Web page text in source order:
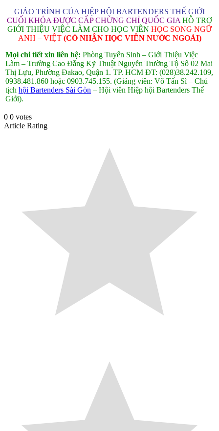
GIÁO TRÌNH CỦA HIỆP HỘI BARTENDERS THẾ GIỚI
CUỐI KHÓA ĐƯỢC CẤP CHỨNG CHỈ QUỐC GIA HỖ TRỢ
GIỚI THIỆU VIỆC LÀM CHO HỌC VIÊN HỌC SONG NGỮ
ANH – VIỆT (CÓ NHẬN HỌC VIÊN NƯỚC NGOÀI)
Mọi chi tiết xin liên hệ: Phòng Tuyển Sinh – Giới Thiệu Việc
Làm – Trường Cao Đẳng Kỹ Thuật Nguyễn Trường Tộ Số 02 Mai
Thị Lựu, Phường Đakao, Quận 1. TP. HCM ĐT: (028)38.242.109,
0938.481.860 hoặc 0903.745.155. (Giảng viên: Võ Tấn Sĩ – Chủ
tịch hội Bartenders Sài Gòn – Hội viên Hiệp hội Bartenders Thế
Giới).
0 0 votes
Article Rating